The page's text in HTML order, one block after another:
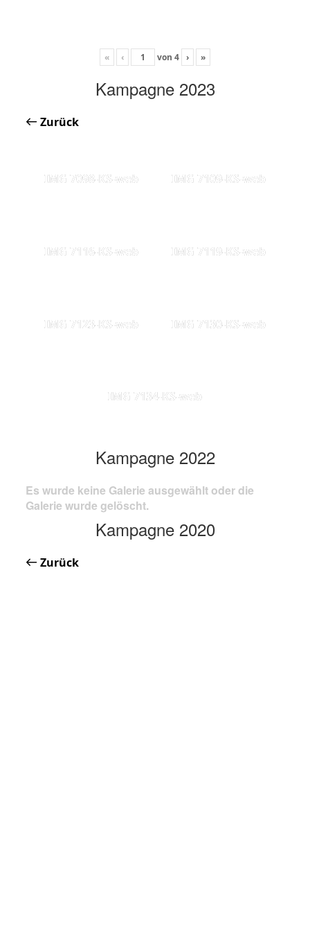
« ‹ von 4 › »
Kampagne 2023
Zurück
IMG 7098-KS-web IMG 7109-KS-web
IMG 7116-KS-web IMG 7119-KS-web
IMG 7123-KS-web IMG 7130-KS-web
IMG 7134-KS-web
Kampagne 2022
Es wurde keine Galerie ausgewählt oder die
Galerie wurde gelöscht.
Kampagne 2020
Zurück